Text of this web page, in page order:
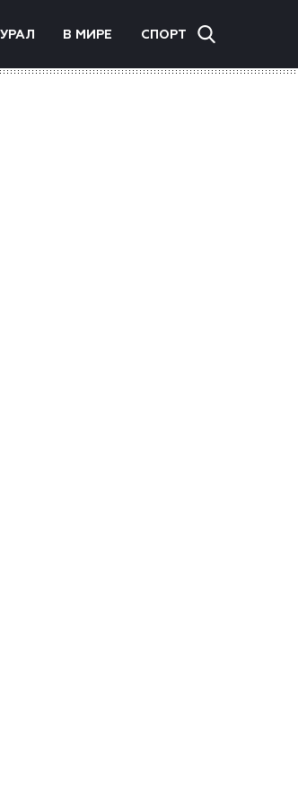
УРАЛ В МИРЕ СПОРТ